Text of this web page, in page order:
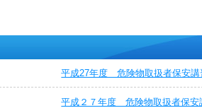
平成27年度 危険物取扱者保安
平成２７年度 危険物取扱者保安